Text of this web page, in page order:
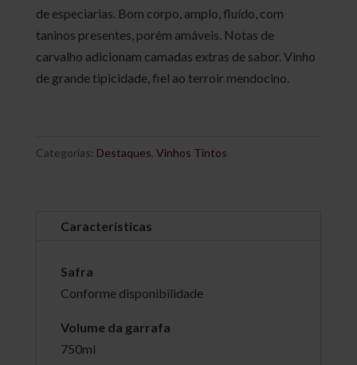
de especiarias. Bom corpo, amplo, fluído, com
taninos presentes, porém amáveis. Notas de
carvalho adicionam camadas extras de sabor. Vinho
de grande tipicidade, fiel ao terroir mendocino.
Categorias: Destaques, Vinhos Tintos
Características
Safra
Conforme disponibilidade
Volume da garrafa
750ml